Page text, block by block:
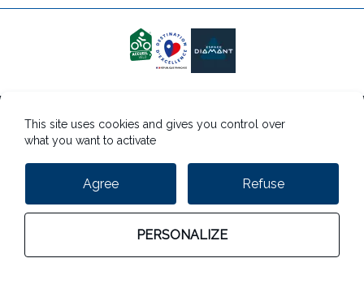
Juridische informatie
Beheer van cookies
Beheer van persoonlijke gegevens
This site uses cookies and gives you control over
what you want to activate
Agree Refuse
PERSONALIZE